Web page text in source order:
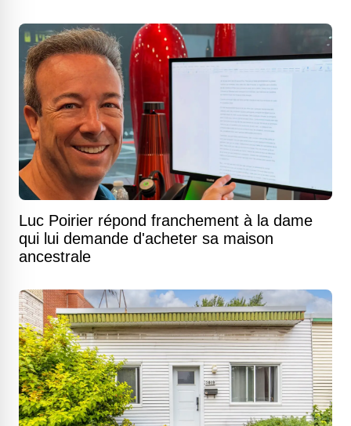
Luc Poirier répond franchement à la dame
qui lui demande d'acheter sa maison
ancestrale